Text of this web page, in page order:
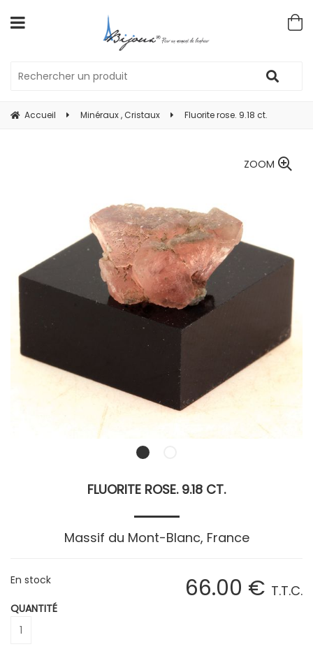
Accueil Minéraux , Cristaux Fluorite rose. 9.18 ct.
ZOOM
FLUORITE ROSE. 9.18 CT.
Massif du Mont-Blanc, France
66.00 € T.T.C.
En stock
QUANTITÉ